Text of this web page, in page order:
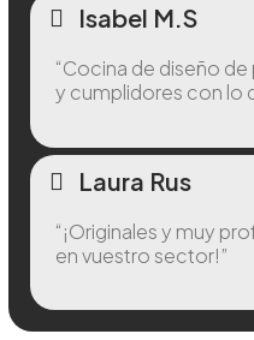
Isabel M.S
“Cocina de diseño
y cumplidores con lo
Laura Rus
“¡Originales y muy
en vuestro sector!”